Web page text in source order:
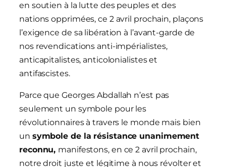
en soutien à la lutte des peuples et des
nations opprimées, ce 2 avril prochain, plaçons
l’exigence de sa libération à l’avant-garde de
nos revendications anti-impérialistes,
anticapitalistes, anticolonialistes et
antifascistes.
Parce que Georges Abdallah n’est pas
seulement un symbole pour les
révolutionnaires à travers le monde mais bien
un symbole de la résistance unanimement
reconnu, manifestons, en ce 2 avril prochain,
notre droit juste et légitime à nous révolter et